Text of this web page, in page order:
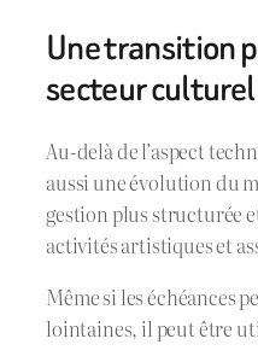
Une transition
secteur culturel
Au-delà de l’aspect
aussi une évolution du
gestion plus structurée
activités artistiques et
Même si les échéances
lointaines, il peut être